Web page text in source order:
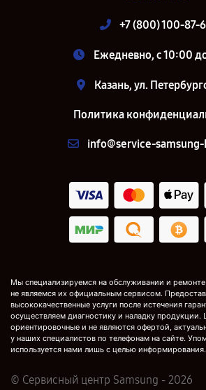
+7 (800) 100-87-
Ежедневно, с 10:00
Казань, ул.
Политика
info@service-
Мы специализируемся на обслуживании и
не являемся их официальным сервисом.
высококачественные услуги после истечения
осуществляем диагностику и наладку продукции.
ориентировочные и не являются офертой,
у наших специалистов по телефонам на сайте.
используется нами лишь с целью информирования.
© Сервисный центр Samsung - 2026